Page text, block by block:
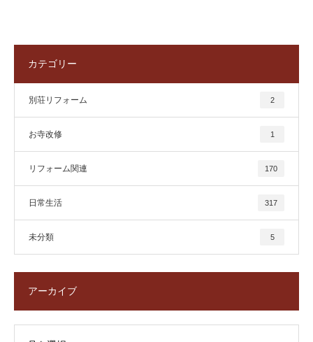
カテゴリー
別荘リフォーム 2
お寺改修 1
リフォーム関連 170
日常生活 317
未分類 5
アーカイブ